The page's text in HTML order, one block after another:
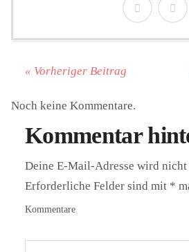
« Vorheriger Beitrag
Noch keine Kommentare.
Kommentar
Deine E-Mail-Adresse wird
Erforderliche Felder sind mit *
Kommentare